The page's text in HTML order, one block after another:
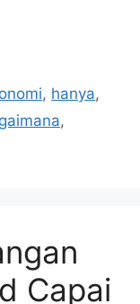
, hanya,
,
Capai